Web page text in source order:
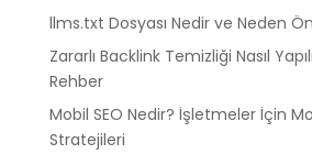
llms.txt Dosyası Nedir ve Neden
Zararlı Backlink Temizliği Nasıl
Rehber
Mobil SEO Nedir? İşletmeler İçin
Stratejileri